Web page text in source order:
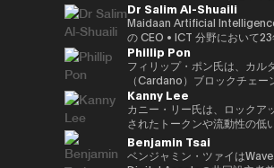
み）およびeウォレットを共同
業。加えて、複数の新興企業に
いて、フィンテック、メドテ
ク、AIベンチャーなどで戦略ア
バイザーとして要職を歴任し
ます。
投資プラットフォーム、そして
化するWeb3エコシステムへの
関投資家向け参入経路などを
でいます。 またハムゼは、国際
的なフィンテックおよび
野の議論にも積極的に参加し、
ローバル資本市場の将来の構造
や、規制された金融システム
ブロックチェーン技術の統合
いて定期的に見解を発信してい
す。
Twitterフォロワーは20万人以
にのぼり、「アジア発のグロー
ル女性クリプトリーダー」と
れています。 また、ジェンダー
平等の強い提唱者でもあり、
NGO「Women Who Crypto
を設立しました。
時代に向けた新たな金融プラッ
フォーム「Neo Crypto Bank
の構想を推進しており、暗号
トレジャリー管理、レンディン
インフラ、プログラマブル金
プリケーションの統合を目指し
います。 AIエージェントが経済
活動に参加する未来を見据え
ロックチェーンを基盤とした
代金融インフラの構築に取り組
でいます。
と、3年以内に100社以上のブロ
ックチェーン・スタートアップ
の投資を目標に掲げている。
れまでの投資ポートフォリオに
は、Mysten Labs（Sui）、
Gunzilla、Peaq Network をは
め、300を超えるプロジェクト
含まれており、変革的テクノ
ーを見抜く鋭い洞察力を示し
る。 資金提供にとどまらず、
Budki は World Economic
マーケッツ 常勤取締役、三井物
産デジタルコモディティーズ
表取締役社長、三井物産コー
ートディベロップメント本部 理
事を経て2023年12月に三井
を退社し、現職。グローバルな
モディティトレーディングに精
通。
び投資家であり、2015年に
を設立し、10億ドル以上の運
資産を統括しています。
Ledger、Coinlist、Circle、
ChainSafeなどの企業への初
資家でもあります。 また、
PolkadotおよびKusama
Networkの初期投資家かつ支
者としても知られており、資
分や寄付、パラチェーンオーク
ョンへの積極的な支援を通じて
Dr Salim Al-Shuaili
Maidaan Artificial
の CEO • ICT 分野において
以上の経験を有し、ICT（AI・
における技術導入）分野の博
（PhD）を取得 • グローバル
アンバサダー（Global Council
of Responsible AI／米国） •
際グローバル ICT 連盟
（IFCGICT／国連・米国）プロ
フェッショナル会員 • ITU 認定
Phillip Pon
フィリップ・ポン氏は、カル
（Cardano）ブロックチェー
の共同創設組織の一つである
EMURGO のCEOです。
EMURGOは、ブロックチェー
技術および資産のトークン化の
業的普及を推進しています。
Kanny Lee
カニー・リー氏は、ロックア
されたトークンや流動性の低
産の二次取引を可能にする分散
マーケットプレイス
Benjamin Tsai
ベンジャミン・ツァイはWave